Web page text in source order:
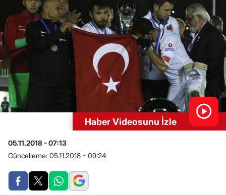
Haber Videosunu İzle
05.11.2018 - 07:13
Güncelleme: 05.11.2018 - 09:24